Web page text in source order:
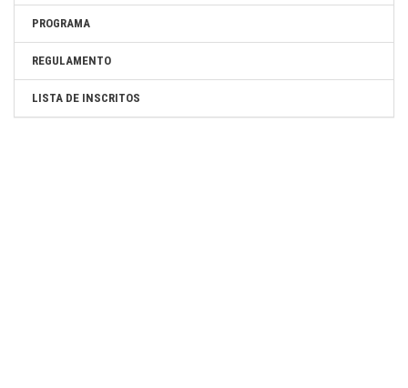
PROGRAMA
REGULAMENTO
LISTA DE INSCRITOS